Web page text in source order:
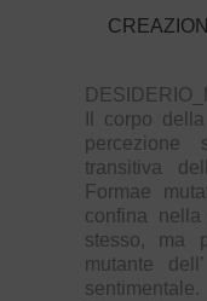
CREAZIONI
Il corpo
percezione
transitiva
Formae
confina
stesso, ma
mutante